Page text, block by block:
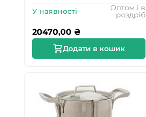
У наявності Оптом і в
роздріб
20470,00 ₴
Додати в кошик